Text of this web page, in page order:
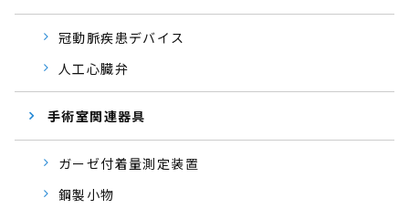
冠動脈疾患デバイス
人工心臓弁
手術室関連器具
ガーゼ付着量測定装置
鋼製小物